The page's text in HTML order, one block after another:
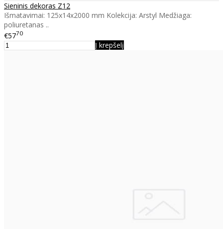
Sieninis dekoras Z12
Išmatavimai: 125x14x2000 mm Kolekcija: Arstyl Medžiaga:
poliuretanas ..
€5770
Į krepšelį